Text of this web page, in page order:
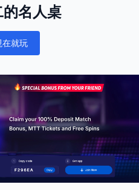
名人桌
在就玩